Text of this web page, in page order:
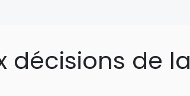
décisions de la